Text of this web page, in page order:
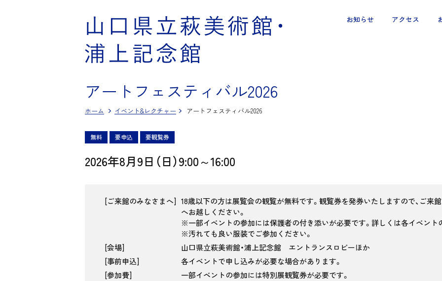
お知らせ アクセス
アートフェスティバル2026
ホーム イベント&レクチャー アートフェスティバル2026
無料 要申込 要観覧券
2026年8月9日（日）9:00～16:00
ご来館のみなさまへ
18歳以下の方は展覧会の観覧が無料です。観覧券を発券いたしますので、ご来
へお越しください。
※一部イベントの参加には保護者の付き添いが必要です。詳しくは各イベント
※汚れても良い服装でご参加ください。
会場
山口県立萩美術館・浦上記念館 エントランスロビーほか
事前申込
各イベントで申し込みが必要な場合があります。
参加費
一部イベントの参加には特別展観覧券が必要です。